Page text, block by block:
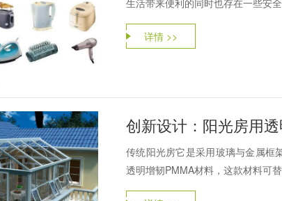
详情 >>
创新设计：阳光房用
传统阳光房它是采用玻璃与金属框
透明增韧PMMA材料，这款材料可